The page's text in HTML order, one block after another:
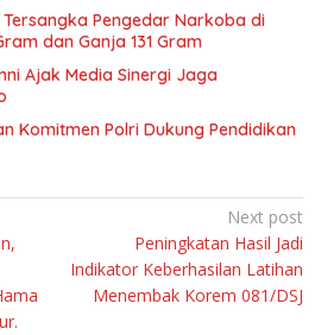
Pengedar Narkoba di
dan Ganja 131 Gram
Ajak Media Sinergi Jaga
Komitmen Polri Dukung Pendidikan
Next post
Peningkatan Hasil Jadi
Indikator Keberhasilan Latihan
Menembak Korem 081/DSJ